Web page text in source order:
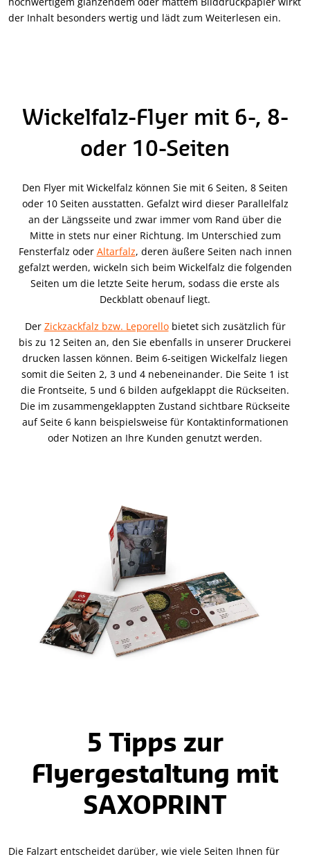
der Inhalt besonders wertig und lädt zum Weiterlesen ein.
Wickelfalz-Flyer mit 6-, 8-
oder 10-Seiten
Den Flyer mit Wickelfalz können Sie mit 6 Seiten, 8 Seiten
oder 10 Seiten ausstatten. Gefalzt wird dieser Parallelfalz
an der Längsseite und zwar immer vom Rand über die
Mitte in stets nur einer Richtung. Im Unterschied zum
Fensterfalz oder Altarfalz, deren äußere Seiten nach innen
gefalzt werden, wickeln sich beim Wickelfalz die folgenden
Seiten um die letzte Seite herum, sodass die erste als
Deckblatt obenauf liegt.
Der Zickzackfalz bzw. Leporellobietet sich zusätzlich für
bis zu 12 Seiten an, den Sie ebenfalls in unserer Druckerei
drucken lassen können. Beim 6-seitigen Wickelfalz liegen
somit die Seiten 2, 3 und 4 nebeneinander. Die Seite 1 ist
die Frontseite, 5 und 6 bilden aufgeklappt die Rückseiten.
Die im zusammengeklappten Zustand sichtbare Rückseite
auf Seite 6 kann beispielsweise für Kontaktinformationen
oder Notizen an Ihre Kunden genutzt werden.
5 Tipps zur
Flyergestaltung mit
SAXOPRINT
Die Falzart entscheidet darüber, wie viele Seiten Ihnen für